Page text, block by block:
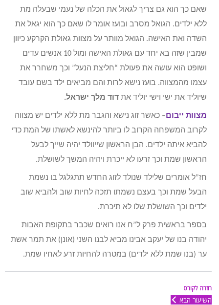
שאם כך הוא גם צריך לגאול את הכלה של נעמי שבעלה מת
ללא ילדים. הגואל מסרב ובועז אומר לו שאם כך הוא יגאל את
השדה ואת האישה. הגואל מוותר על מצוות גאולת הקרקע כיוון
שמבין שזה בא יחד עם גאולת האישה ומול 10 אנשים עדים
ושופט הוא עושה את פעולת “חליצת הנעל” וכך משחרר את
עצמו מהמצווה. בועז נישא לרות והם מביאים ילד בשם עובד
שיוליד את ישי וישי יוליד את דוד מלך ישראל.
מצוות ייבום – כאשר זוג נישא והגבר מת ללא ילדים יש מצווה
לקרוב המשפחה הקרוב לו ביותר להינשא לאשתו של המת כדי
להביא איתה ילדים. הבן הראשון שייוולד יהיה שייך לבעל
הראשון שמת וכך זרעו לא ייכרת ויהיה המשך לשושלת.
חז”ל אומרים שלילד שנולד לזוג החדש תתגלגל בו נשמת
הבעל שמת וכך בעצם נשמתו תזכה לחיות שוב ולהביא שוב
ילדים וכך השושלת שלו לא תיכרת.
בספר בראשית פרק ל”ח אנו רואים שכבר בתקופת האבות
יהודה בנו של יעקב אבינו מביא לבנו השני (אונן) את תמר אשת
ער (בנו שמת ללא ילדים) במטרה להחיות זרע לאחיו שמת.
חזרה לקורס
השיעור הבא